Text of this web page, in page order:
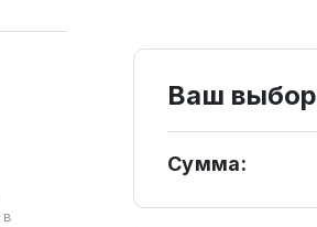
Ваш выбор
Сумма: